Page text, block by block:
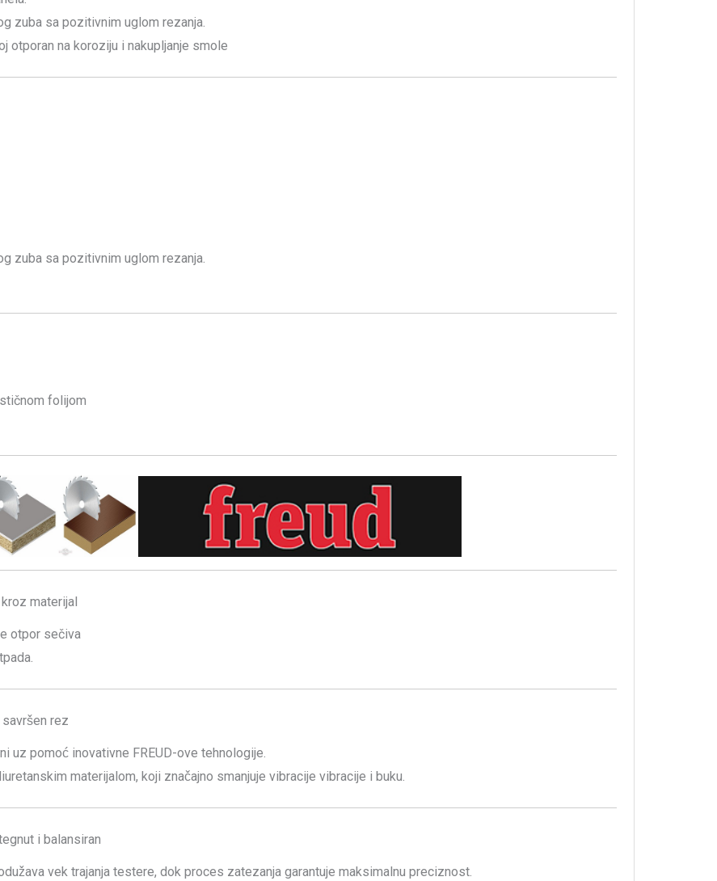
zuba sa pozitivnim uglom rezanja.
otporan na koroziju i nakupljanje smole
zuba sa pozitivnim uglom rezanja.
folijom
materijal
otpor sečiva
rez
uz pomoć inovativne FREUD-ove tehnologije.
materijalom, koji značajno smanjuje vibracije vibracije i buku.
i balansiran
vek trajanja testere, dok proces zatezanja garantuje maksimalnu preciznost.